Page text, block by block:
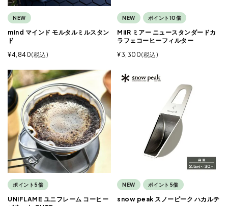
NEW
mind マインド モルタルミルスタン
ド
¥4,840 税込
NEW ポイント10倍
MiiR ミアー ニュースタンダードカ
ラフェコーヒーフィルター
¥3,300 税込
ポイント5倍
UNIFLAME ユニフレーム コーヒー
NEW ポイント5倍
snow peak スノーピーク ハカルテ